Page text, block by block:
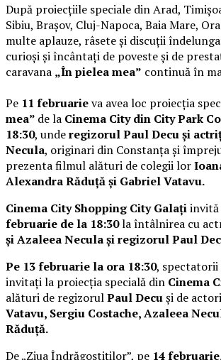
După proiecțiile speciale din Arad,
Sibiu, Brașov, Cluj-Napoca, Baia Mare,
multe aplauze, râsete și discuții
curioși și încântați de poveste și de
caravana „În pielea mea” continuă în
Pe 11 februarieva avea loc proiecția
mea” de la Cinema City din City Park
18:30, underegizorul Paul Decu și
Necula, originari din Constanța și
prezenta filmul alături de colegii lor
Alexandra Răduță și Gabriel Vatavu.
Cinema City Shopping City Galați
februarie de la 18:30la întâlnirea cu
și Azaleea Necula și regizorul Paul
Pe 13 februarie la ora 18:30, spectatorii
invitați la proiecția specială din Cinema
alături de regizorulPaul Decuși de
Vatavu, Sergiu Costache, Azaleea
Răduță.
De „Ziua Îndrăgostiților”, pe 14